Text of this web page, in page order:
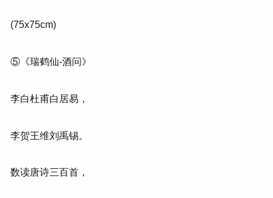
(75x75cm)
⑤《瑞鹤仙-酒问》
李白杜甫白居易，
李贺王维刘禹锡。
数读唐诗三百首，